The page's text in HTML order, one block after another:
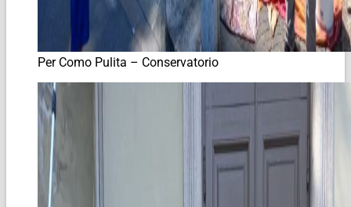
Per Como Pulita – Conservatorio